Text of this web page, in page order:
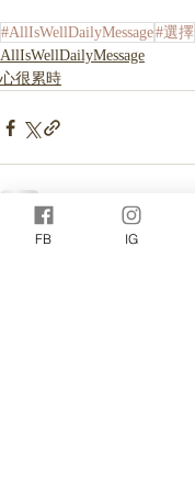
#AllIsWellDailyMessage#選擇
AllIsWellDailyMessage
心很累時
FB IG